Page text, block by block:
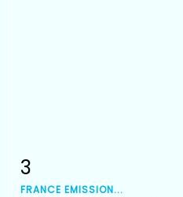
3
FRANCE EMISSION...